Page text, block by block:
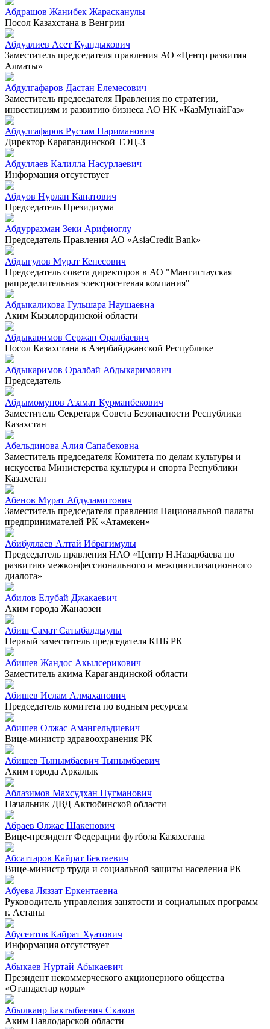
Абдрашов Жанибек Жарасканулы
Посол Казахстана в Венгрии
Абдуалиев Асет Куандыкович
Заместитель председателя правления АО «Центр развития
Алматы»
Абдулгафаров Дастан Елемесович
Заместитель председателя Правления по стратегии,
инвестициям и развитию бизнеса АО НК «КазМунайГаз»
Абдулгафаров Рустам Нариманович
Директор Карагандинской ТЭЦ-3
Абдуллаев Калилла Насурлаевич
Информация отсутствует
Абдуов Нурлан Канатович
Председатель Президиума
Абдуррахман Зеки Арифиоглу
Председатель Правления АО «AsiaCredit Bank»
Абдыгулов Мурат Кенесович
Председатель совета директоров в АО "Мангистауская
рапределительная электросетевая компания"
Абдыкаликова Гульшара Наушаевна
Аким Кызылординской области
Абдыкаримов Сержан Оралбаевич
Посол Казахстана в Азербайджанской Республике
Абдыкаримов Оралбай Абдыкаримович
Председатель
Абдымомунов Азамат Курманбекович
Заместитель Секретаря Совета Безопасности Республики
Казахстан
Абельдинова Алия Сапабековна
Заместитель председателя Комитета по делам культуры и
искусства Министерства культуры и спорта Республики
Казахстан
Абенов Мурат Абдуламитович
Заместитель председателя правления Национальной палаты
предпринимателей РК «Атамекен»
Абибуллаев Алтай Ибрагимулы
Председатель правления НАО «Центр Н.Назарбаева по
развитию межконфессионального и межцивилизационного
диалога»
Абилов Елубай Джакаевич
Аким города Жанаозен
Абиш Самат Сатыбалдыулы
Первый заместитель председателя КНБ РК
Абишев Жандос Акылсерикович
Заместитель акима Карагандинской области
Абишев Ислам Алмаханович
Председатель комитета по водным ресурсам
Абишев Олжас Амангельдиевич
Вице-министр здравоохранения РК
Абишев Тынымбаевич Тынымбаевич
Аким города Аркалык
Аблазимов Махсудхан Нугманович
Начальник ДВД Актюбинской области
Абраев Олжас Шакенович
Вице-президент Федерации футбола Казахстана
Абсаттаров Кайрат Бектаевич
Вице-министр труда и социальной защиты населения РК
Абуева Ляззат Еркентаевна
Руководитель управления занятости и социальных программ
г. Астаны
Абусеитов Кайрат Хуатович
Информация отсутствует
Абыкаев Нуртай Абыкаевич
Президент некоммерческого акционерного общества
«Отандастар қоры»
Абылкаир Бактыбаевич Скаков
Аким Павлодарской области